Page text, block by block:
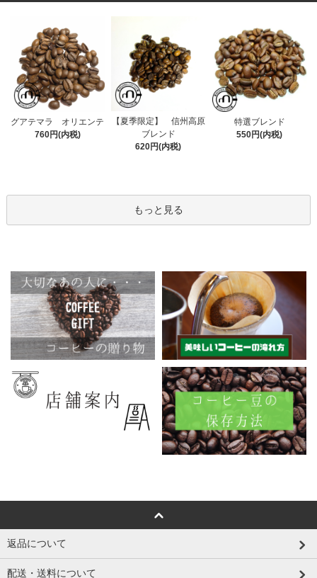
グアテマラ オリエンテ
760円(内税)
【夏季限定】 信州高原
ブレンド
620円(内税)
特選ブレンド
550円(内税)
もっと見る
返品について
配送・送料について